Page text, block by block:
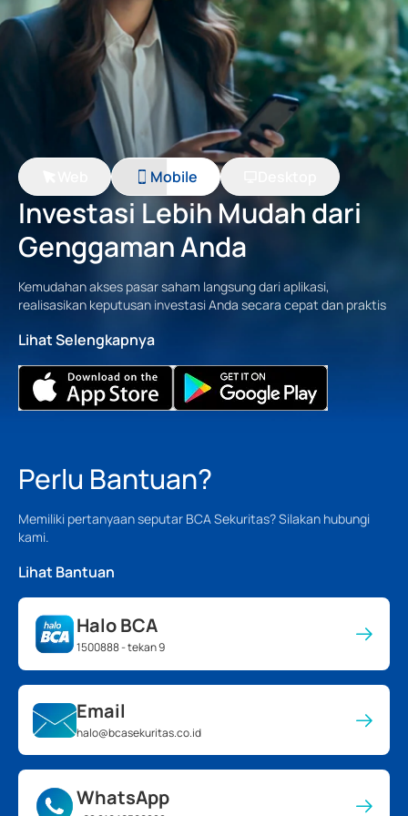
Mobile
Investasi Lebih Mudah dari
Genggaman Anda
Kemudahan akses pasar saham langsung dari aplikasi,
realisasikan keputusan investasi Anda secara cepat dan praktis
Lihat Selengkapnya
Perlu Bantuan?
Memiliki pertanyaan seputar BCA Sekuritas? Silakan hubungi
kami.
Lihat Bantuan
Halo BCA
1500888 - tekan 9
Email
halo@bcasekuritas.co.id
WhatsApp